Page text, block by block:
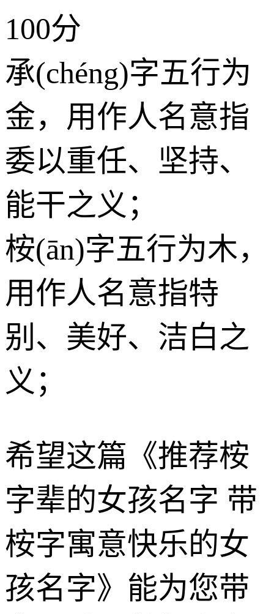
100分
承(chéng)字五行为
金，用作人名意指
委以重任、坚持、
能干之义；
桉(ān)字五行为木，
用作人名意指特
别、美好、洁白之
义；
希望这篇《推荐桉
字辈的女孩名字 带
桉字寓意快乐的女
孩名字》能为您带